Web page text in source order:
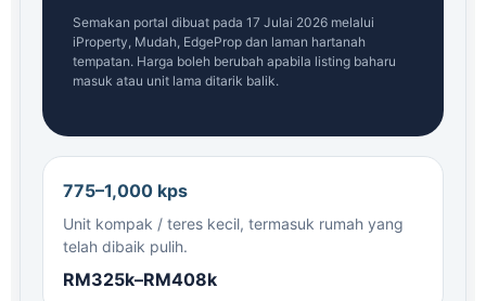
Semakan portal dibuat pada 17 Julai 2026 melalui
iProperty, Mudah, EdgeProp dan laman hartanah
tempatan. Harga boleh berubah apabila listing baharu
masuk atau unit lama ditarik balik.
775–1,000 kps
Unit kompak / teres kecil, termasuk rumah yang
telah dibaik pulih.
RM325k–RM408k